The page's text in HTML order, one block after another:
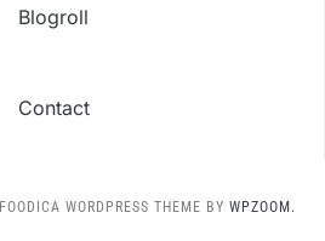
Blogroll
Contact
FOODICA WORDPRESS THEME BY WPZOOM.